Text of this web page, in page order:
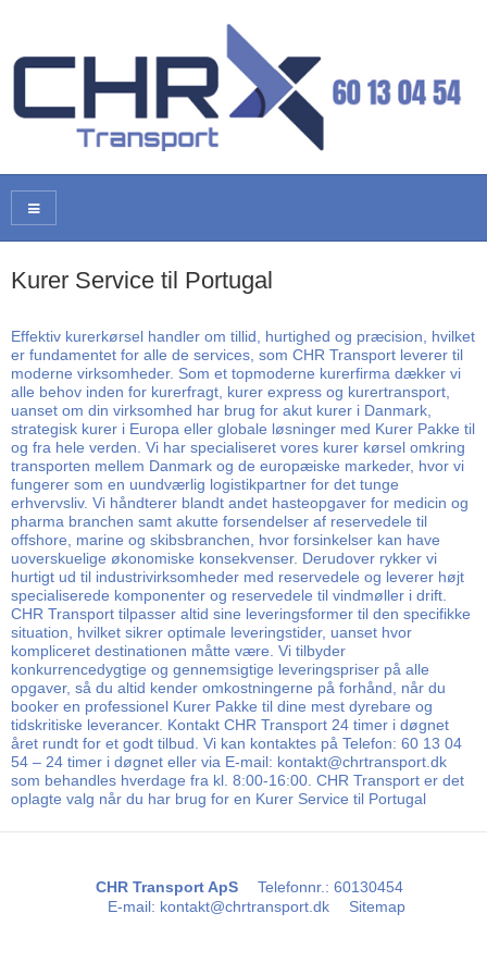
Kurer Service til Portugal
Effektiv kurerkørsel handler om tillid, hurtighed og præcision, hvilket
er fundamentet for alle de services, som CHR Transport leverer til
moderne virksomheder. Som et topmoderne kurerfirma dækker vi
alle behov inden for kurerfragt, kurer express og kurertransport,
uanset om din virksomhed har brug for akut kurer i Danmark,
strategisk kurer i Europa eller globale løsninger med Kurer Pakke til
og fra hele verden. Vi har specialiseret vores kurer kørsel omkring
transporten mellem Danmark og de europæiske markeder, hvor vi
fungerer som en uundværlig logistikpartner for det tunge
erhvervsliv. Vi håndterer blandt andet hasteopgaver for medicin og
pharma branchen samt akutte forsendelser af reservedele til
offshore, marine og skibsbranchen, hvor forsinkelser kan have
uoverskuelige økonomiske konsekvenser. Derudover rykker vi
hurtigt ud til industrivirksomheder med reservedele og leverer højt
specialiserede komponenter og reservedele til vindmøller i drift.
CHR Transport tilpasser altid sine leveringsformer til den specifikke
situation, hvilket sikrer optimale leveringstider, uanset hvor
kompliceret destinationen måtte være. Vi tilbyder
konkurrencedygtige og gennemsigtige leveringspriser på alle
opgaver, så du altid kender omkostningerne på forhånd, når du
booker en professionel Kurer Pakke til dine mest dyrebare og
tidskritiske leverancer. Kontakt CHR Transport 24 timer i døgnet
året rundt for et godt tilbud. Vi kan kontaktes på Telefon: 60 13 04
54 – 24 timer i døgnet eller via E-mail: kontakt@chrtransport.dk
som behandles hverdage fra kl. 8:00-16:00. CHR Transport er det
oplagte valg når du har brug for en Kurer Service til Portugal
CHR Transport ApS Telefonnr.: 60130454
E-mail: kontakt@chrtransport.dk Sitemap